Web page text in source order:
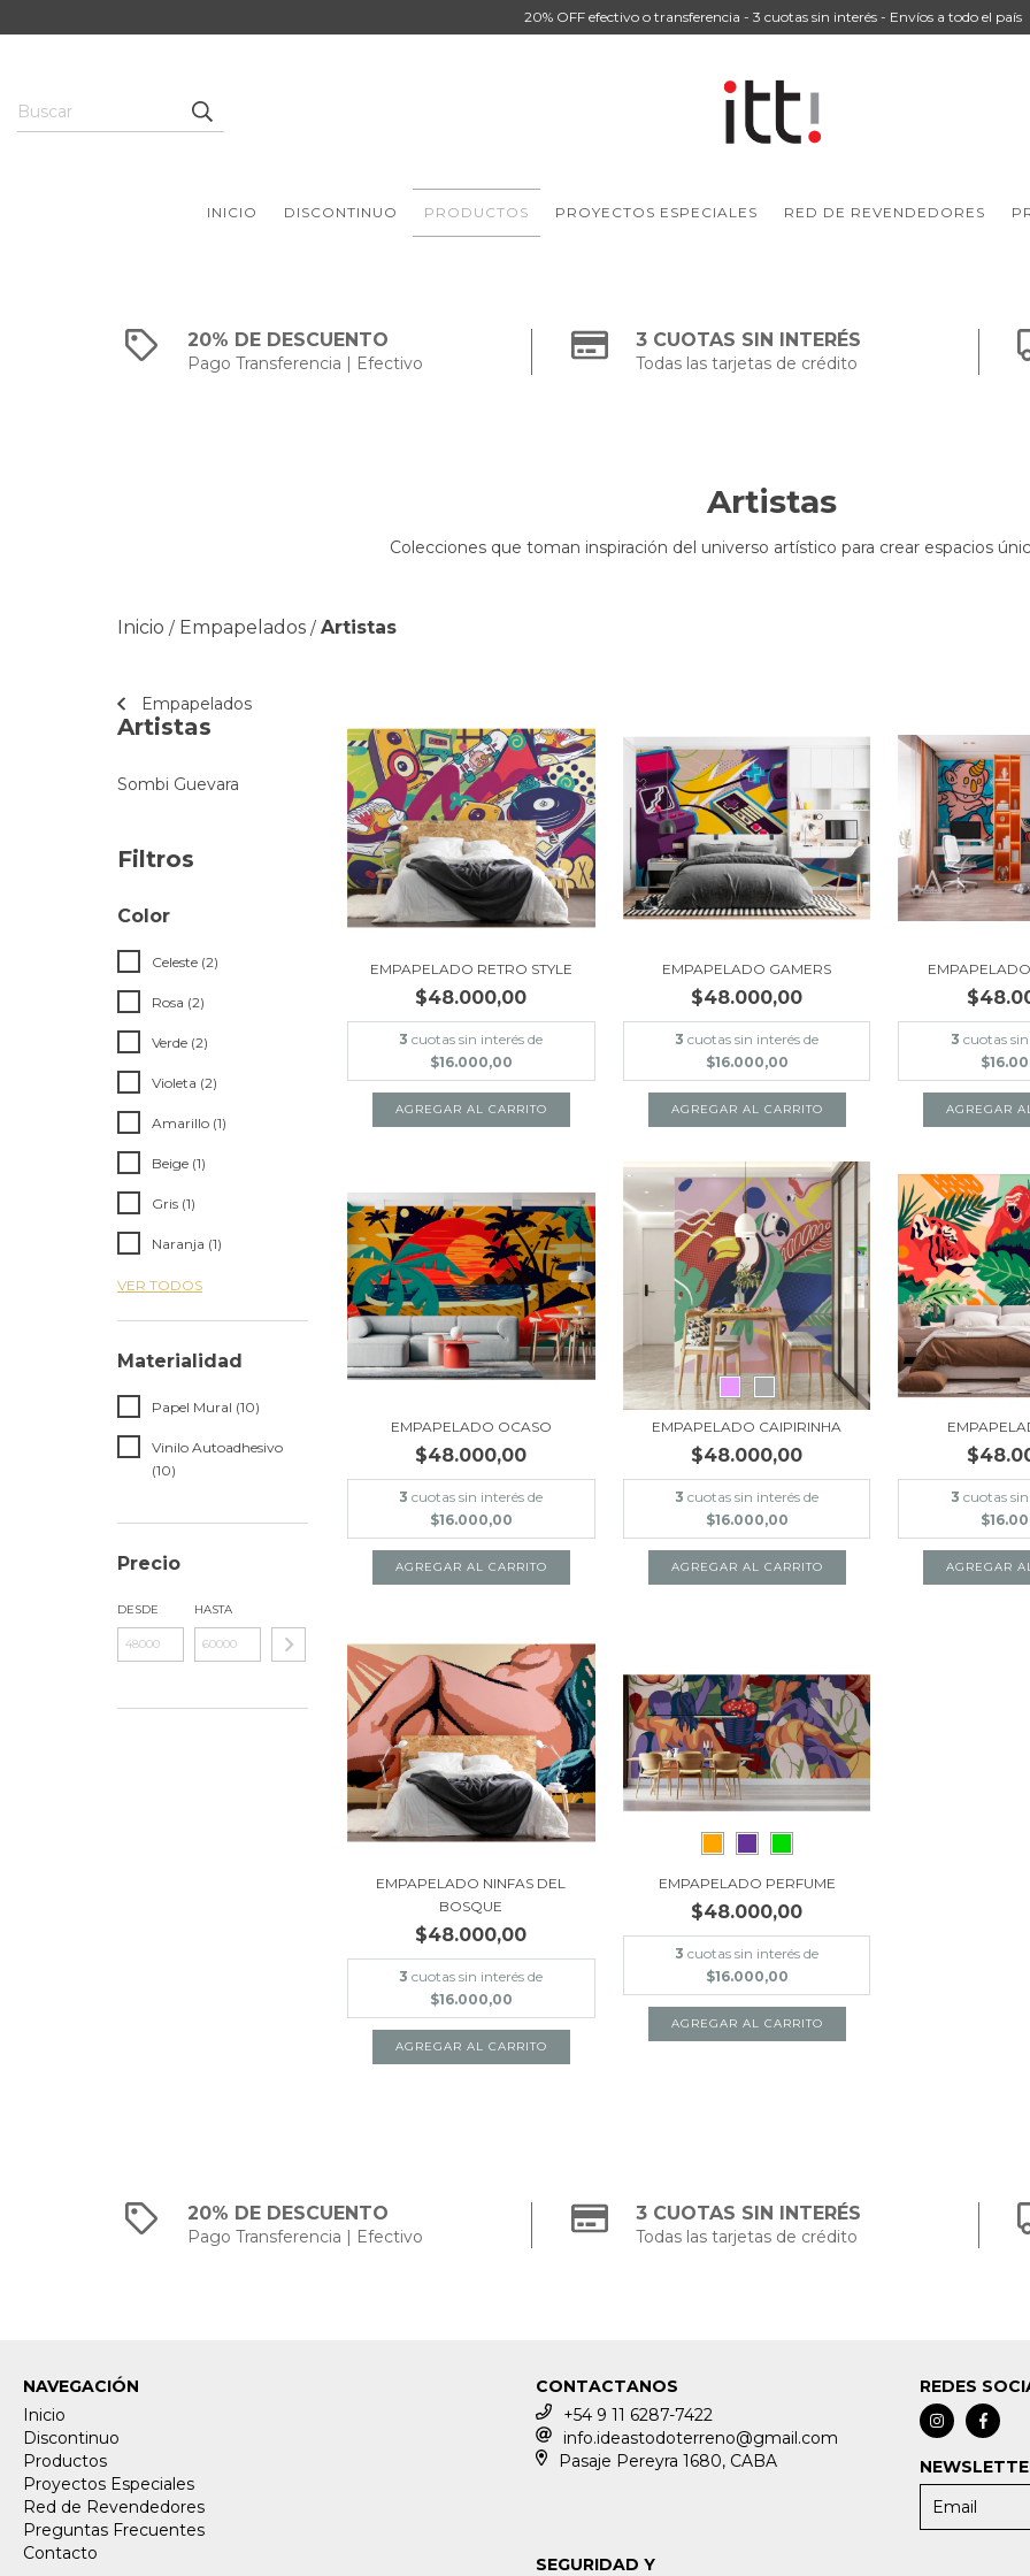
20% OFF efectivo o transferencia - 3 cuotas sin interés - Envíos a todo el país
INICIO DISCONTINUO PRODUCTOS PROYECTOS ESPECIALES RED DE REVENDEDORES
20% DE DESCUENTO
Pago Transferencia | Efectivo
3 CUOTAS SIN INTERÉS
Todas las tarjetas de crédito
Artistas
Colecciones que toman inspiración del universo artístico para crear espacios
Inicio / Empapelados / Artistas
Empapelados
Artistas
Sombi Guevara
Filtros
Color
Celeste (2)
Rosa (2)
Verde (2)
Violeta (2)
Amarillo (1)
Beige (1)
Gris (1)
Naranja (1)
VER TODOS
Materialidad
Papel Mural (10)
Vinilo Autoadhesivo
(10)
Precio
DESDE HASTA
EMPAPELADO RETRO STYLE
$48.000,00
3 cuotas sin interés de
$16.000,00
AGREGAR AL CARRITO
EMPAPELADO GAMERS
$48.000,00
3 cuotas sin interés de
$16.000,00
AGREGAR AL CARRITO
3 cuotas
AGREGAR
EMPAPELADO OCASO
$48.000,00
3 cuotas sin interés de
$16.000,00
AGREGAR AL CARRITO
EMPAPELADO CAIPIRINHA
$48.000,00
3 cuotas sin interés de
$16.000,00
AGREGAR AL CARRITO
3 cuotas
AGREGAR
EMPAPELADO NINFAS DEL
BOSQUE
$48.000,00
3 cuotas sin interés de
$16.000,00
AGREGAR AL CARRITO
EMPAPELADO PERFUME
$48.000,00
3 cuotas sin interés de
$16.000,00
AGREGAR AL CARRITO
20% DE DESCUENTO
Pago Transferencia | Efectivo
3 CUOTAS SIN INTERÉS
Todas las tarjetas de crédito
NAVEGACIÓN
Inicio
Discontinuo
Productos
Proyectos Especiales
Red de Revendedores
Preguntas Frecuentes
Contacto
CONTACTANOS
+54 9 11 6287-7422
info.ideastodoterreno@gmail.com
Pasaje Pereyra 1680, CABA
REDES
SEGURIDAD Y